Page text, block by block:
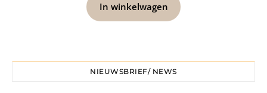
In winkelwagen
NIEUWSBRIEF/ NEWS